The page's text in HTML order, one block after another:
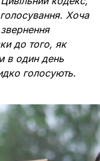
Хоча
до того, як
в один день
голосують.